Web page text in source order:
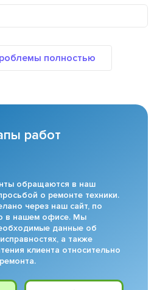
работ
обращаются в наш
о ремонте техники.
через наш сайт, по
в нашем офисе. Мы
данные об
а также
клиента относительно